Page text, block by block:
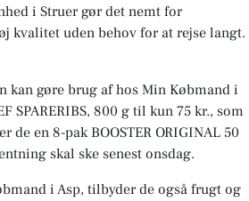
i Struer gør det nemt for
kvalitet uden behov for at rejse langt.
kan gøre brug af hos Min Købmand i
SPARERIBS, 800 g til kun 75 kr., som
de en 8-pak BOOSTER ORIGINAL 50
skal ske senest onsdag.
i Asp, tilbyder de også frugt og